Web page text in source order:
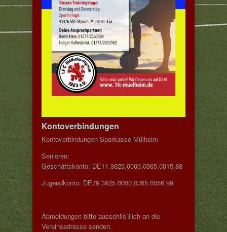
Kontoverbindungen
Kontoverbindungen Sparkasse Mülheim
Senioren:
Geschäftskonto: DE11 3625 0000 0365 0015 88
Jugendkonto: DE79 3625 0000 0365 0056 99
Abmeldungen bitte ausschließlich an die
Vereinsadresse senden.